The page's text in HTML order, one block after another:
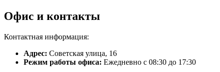
Офис и контакты
Контактная информация:
Адрес: Советская улица, 16
Режим работы офиса: Ежедневно с 08:30 до 17:30